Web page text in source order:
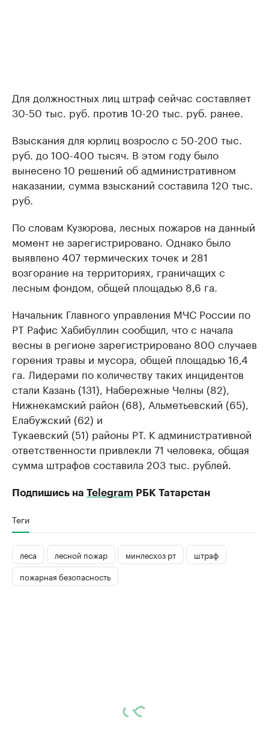
Для должностных лиц штраф сейчас составляет
30-50 тыс. руб. против 10-20 тыс. руб. ранее.
Взыскания для юрлиц возросло с 50-200 тыс.
руб. до 100-400 тысяч. В этом году было
вынесено 10 решений об административном
наказании, сумма взысканий составила 120 тыс.
руб.
По словам Кузюрова, лесных пожаров на данный
момент не зарегистрировано. Однако было
выявлено 407 термических точек и 281
возгорание на территориях, граничащих с
лесным фондом, общей площадью 8,6 га.
Начальник Главного управления МЧС России по
РТ Рафис Хабибуллин сообщил, что с начала
весны в регионе зарегистрировано 800 случаев
горения травы и мусора, общей площадью 16,4
га. Лидерами по количеству таких инцидентов
стали Казань (131), Набережные Челны (82),
Нижнекамский район (68), Альметьевский (65),
Елабужский (62) и
Тукаевский (51) районы РТ. К административной
ответственности привлекли 71 человека, общая
сумма штрафов составила 203 тыс. рублей.
Подпишись на Telegram РБК Татарстан
Теги
леса лесной пожар минлесхоз рт
штраф
пожарная безопасность